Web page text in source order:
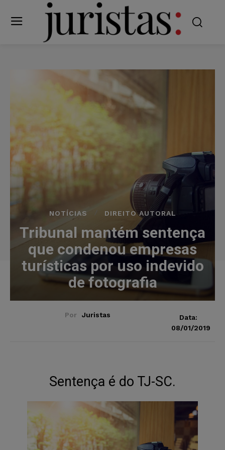
NOTÍCIAS DIREITO AUTORAL
Tribunal mantém sentença
que condenou empresas
turísticas por uso indevido
de fotografia
Por Juristas
Data:
08/01/2019
Sentença é do TJ-SC.